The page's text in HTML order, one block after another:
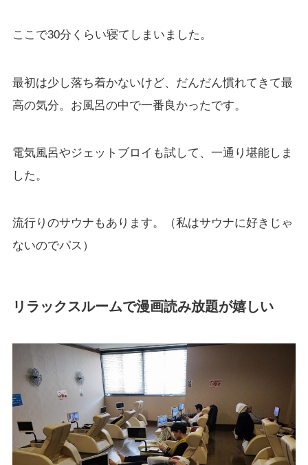
ここで30分くらい寝てしまいました。
最初は少し落ち着かないけど、だんだん慣れてきて最
高の気分。お風呂の中で一番良かったです。
電気風呂やジェットブロイも試して、一通り堪能しま
した。
流行りのサウナもあります。（私はサウナに好きじゃ
ないのでパス）
リラックスルームで漫画読み放題が嬉しい